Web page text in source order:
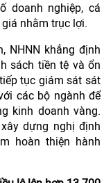
doanh nghiệp, cá
nhằm trục lợi.
NHNN khẳng định
sách tiền tệ và ổn
tục giám sát sát
các bộ ngành để
kinh doanh vàng.
dựng nghị định
hoàn thiện hành